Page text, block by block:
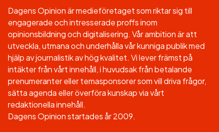
Dagens Opinion är medieföretaget som riktar sig till
engagerade och intresserade proffs inom
opinionsbildning och digitalisering. Vår ambition är att
utveckla, utmana och underhålla vår kunniga publik med
hjälp av journalistik av hög kvalitet. Vi lever främst på
intäkter från vårt innehåll, i huvudsak från betalande
prenumeranter eller temasponsorer som vill driva frågor,
sätta agenda eller överföra kunskap via vårt
redaktionella innehåll.
Dagens Opinion startades år 2009.